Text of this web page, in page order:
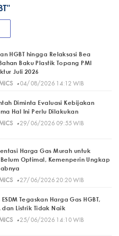
HGBT hingga Relaksasi Bea
Baku Plastik Topang PMI
Juli 2026
· 04/08/2026 14:12 WIB
Diminta Evaluasi Kebijakan
Hal Ini Perlu Dilakukan
· 29/06/2026 09:55 WIB
Harga Gas Murah untuk
Optimal, Kemenperin Ungkap
· 27/06/2026 20:20 WIB
Tegaskan Harga Gas HGBT,
dan Listrik Tidak Naik
· 25/06/2026 14:10 WIB